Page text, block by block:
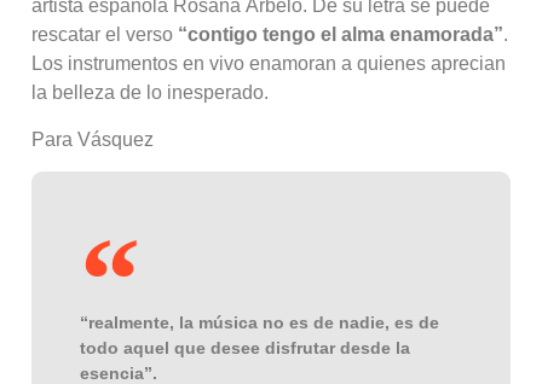
artista española Rosana Arbelo. De su letra se puede
rescatar el verso “contigo tengo el alma enamorada”.
Los instrumentos en vivo enamoran a quienes aprecian
la belleza de lo inesperado.
Para Vásquez
“realmente, la música no es de nadie, es de
todo aquel que desee disfrutar desde la
esencia”.